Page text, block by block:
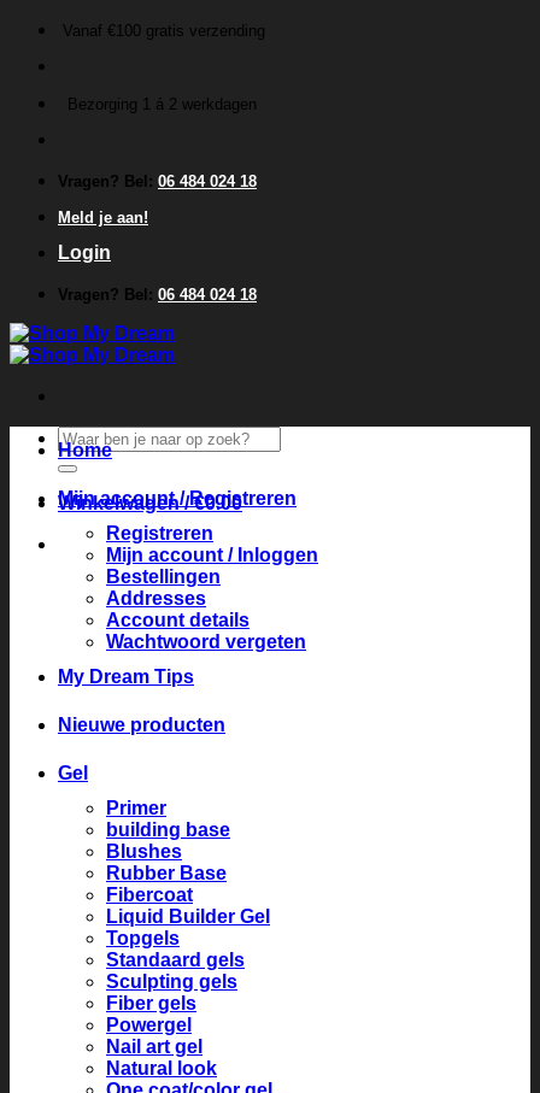
inhoud
Vanaf €100 gratis verzending
Bezorging 1 á 2 werkdagen
Vragen? Bel: 06 484 024 18
Meld je aan!
Login
Vragen? Bel: 06 484 024 18
Zoeken
naar:
Winkelwagen /€0.00
Home
Mijn account / Registreren
Registreren
Mijn account / Inloggen
Bestellingen
Addresses
Account details
Wachtwoord vergeten
My Dream Tips
Nieuwe producten
Gel
Primer
building base
Blushes
Rubber Base
Fibercoat
Liquid Builder Gel
Topgels
Standaard gels
Sculpting gels
Fiber gels
Powergel
Nail art gel
Natural look